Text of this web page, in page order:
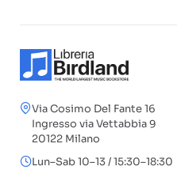
Via Cosimo Del Fante 16
Ingresso via Vettabbia 9
20122 Milano
Lun–Sab 10–13 / 15:30–18:30